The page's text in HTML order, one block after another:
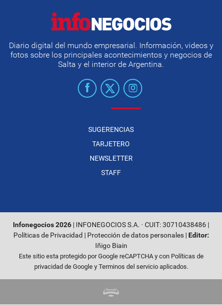
Diario digital del mundo empresarial. Información, videos y
fotos sobre los principales acontecimientos y negocios de
Salta y el interior de Argentina.
SUGERENCIAS
TARJETERO
NEWSLETTER
STAFF
Infonegocios 2026 | INFONEGOCIOS S.A. · CUIT: 30710438486 |
Políticas de Privacidad | Protección de datos personales| Editor:
Iñigo Biain
Este sitio esta protegido por Google reCAPTCHA y con Políticas de
privacidad de Googley Terminos del servicioaplicados.